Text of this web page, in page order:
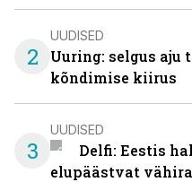
2
UUDISED
Uuring: selgus aju
kõndimise kiirus
3
UUDISED
Delfi: Eestis
elupäästvat